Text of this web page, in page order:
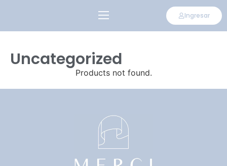
Ingresar
Uncategorized
Products not found.